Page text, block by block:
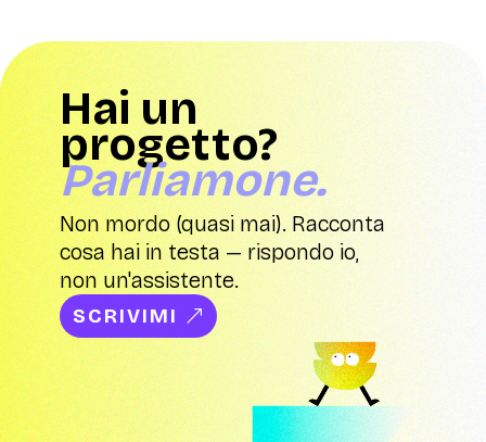
Hai un
progetto?
Parliamone.
Non mordo (quasi mai). Racconta
cosa hai in testa — rispondo io,
non un'assistente.
SCRIVIMI